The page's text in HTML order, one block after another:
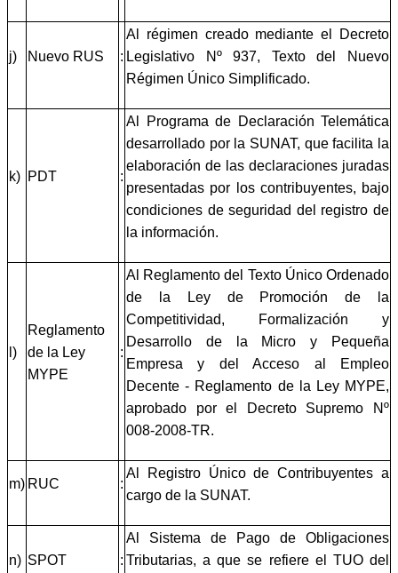
j) Nuevo RUS :
Al régimen creado mediante el Decreto
Legislativo Nº 937, Texto del Nuevo
Régimen Único Simplificado.
k) PDT :
Al Programa de Declaración Telemática
desarrollado por la SUNAT, que facilita la
elaboración de las declaraciones juradas
presentadas por los contribuyentes, bajo
condiciones de seguridad del registro de
la información.
l)
Reglamento
de la Ley
MYPE
:
Al Reglamento del Texto Único Ordenado
de la Ley de Promoción de la
Competitividad, Formalización y
Desarrollo de la Micro y Pequeña
Empresa y del Acceso al Empleo
Decente - Reglamento de la Ley MYPE,
aprobado por el Decreto Supremo Nº
008-2008-TR.
m) RUC :
Al Registro Único de Contribuyentes a
cargo de la SUNAT.
n) SPOT :
Al Sistema de Pago de Obligaciones
Tributarias, a que se refiere el TUO del